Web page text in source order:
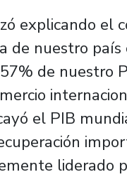
explicando
de nuestro
de nuestro
el PIB
liderado